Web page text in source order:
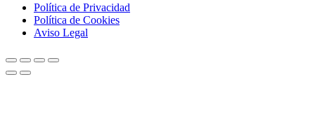
Política de Privacidad
Política de Cookies
Aviso Legal